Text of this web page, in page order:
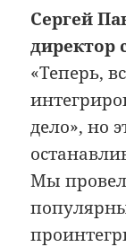
Сергей
директор
«Теперь,
дело», но
Мы